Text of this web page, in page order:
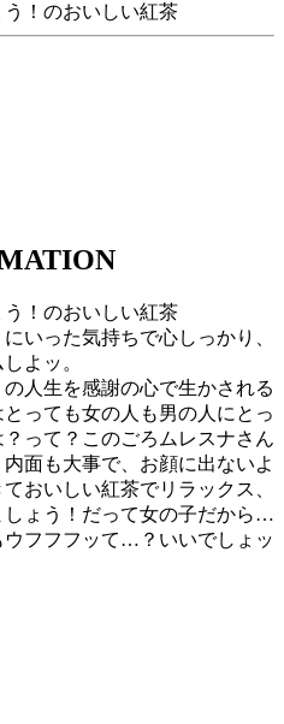
！のおいしい紅茶
！のおいしい紅茶
いった気持ちで心しっかり、
よッ。
人生を感謝の心で生かされる
っても女の人も男の人にとっ
って？このごろムレスナさん
面も大事で、お顔に出ないよ
おいしい紅茶でリラックス、
ょう！だって女の子だから…
フフフッて…？いいでしょッ